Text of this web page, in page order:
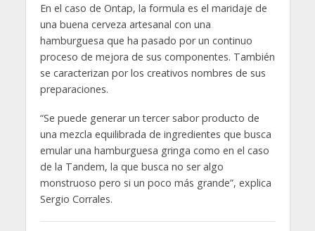
En el caso de Ontap, la formula es el maridaje de
una buena cerveza artesanal con una
hamburguesa que ha pasado por un continuo
proceso de mejora de sus componentes. También
se caracterizan por los creativos nombres de sus
preparaciones.
“Se puede generar un tercer sabor producto de
una mezcla equilibrada de ingredientes que busca
emular una hamburguesa gringa como en el caso
de la Tandem, la que busca no ser algo
monstruoso pero si un poco más grande”, explica
Sergio Corrales.